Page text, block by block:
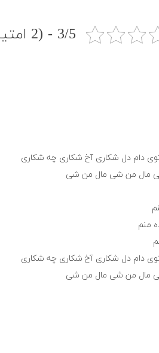
3/5 - (2 امتیاز)
دام دل ﺷﻜﺎری آخ ﺷﻜﺎری ﭼﻪ ﺷﻜﺎری
ﻣﺎل ﻣﻦ ﺷﻰ ﻣﺎل ﻣﻦ ﺷﻰ
ﻣﻨﻢ
دام دل ﺷﻜﺎری آخ ﺷﻜﺎری ﭼﻪ ﺷﻜﺎری
ﻣﺎل ﻣﻦ ﺷﻰ ﻣﺎل ﻣﻦ ﺷﻰ